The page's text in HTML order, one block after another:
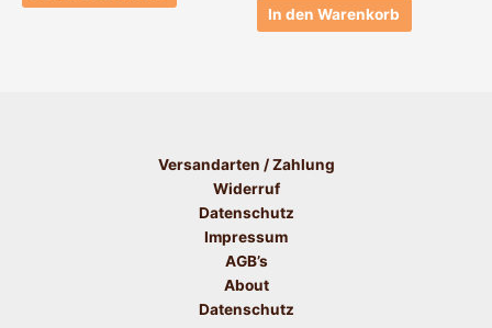
In den Warenkorb
Versandarten / Zahlung
Widerruf
Datenschutz
Impressum
AGB’s
About
Datenschutz